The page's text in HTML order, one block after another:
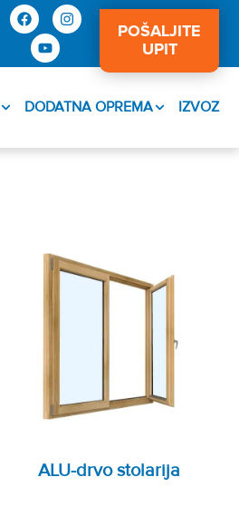
POŠALJITE
UPIT
DODATNA OPREMA IZVOZ
ALU-drvo stolarija